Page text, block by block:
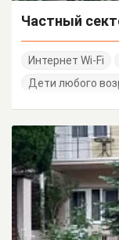
Частный
Интернет Wi-Fi
Дети любого